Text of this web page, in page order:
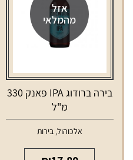
אזל
מהמלאי
בירה ברודוג IPA פאנק 330
מ"ל
אלכוהול,בירות